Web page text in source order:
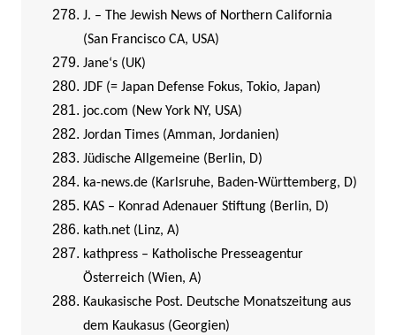
J. – The Jewish News of Northern California
(San Francisco CA, USA)
Jane‘s (UK)
JDF (= Japan Defense Fokus, Tokio, Japan)
joc.com (New York NY, USA)
Jordan Times (Amman, Jordanien)
Jüdische Allgemeine (Berlin, D)
ka-news.de (Karlsruhe, Baden-Württemberg, D)
KAS – Konrad Adenauer Stiftung (Berlin, D)
kath.net (Linz, A)
kathpress – Katholische Presseagentur
Österreich (Wien, A)
Kaukasische Post. Deutsche Monatszeitung aus
dem Kaukasus (Georgien)